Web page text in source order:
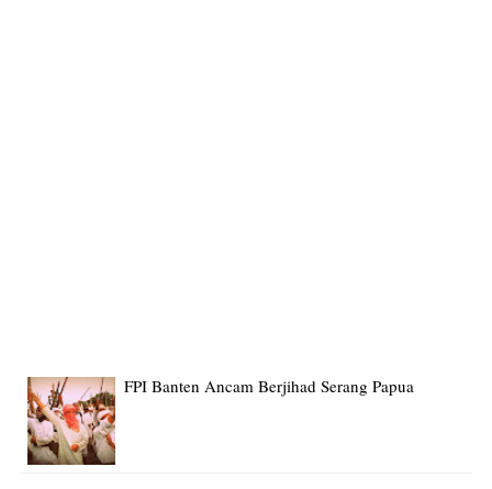
FPI Banten Ancam Berjihad Serang Papua